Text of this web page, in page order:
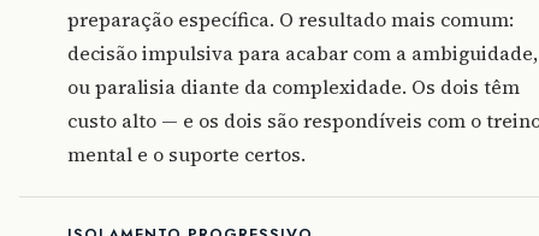
preparação específica. O resultado mais comum:
decisão impulsiva para acabar com a ambiguidade,
ou paralisia diante da complexidade. Os dois têm
custo alto — e os dois são respondíveis com o
mental e o suporte certos.